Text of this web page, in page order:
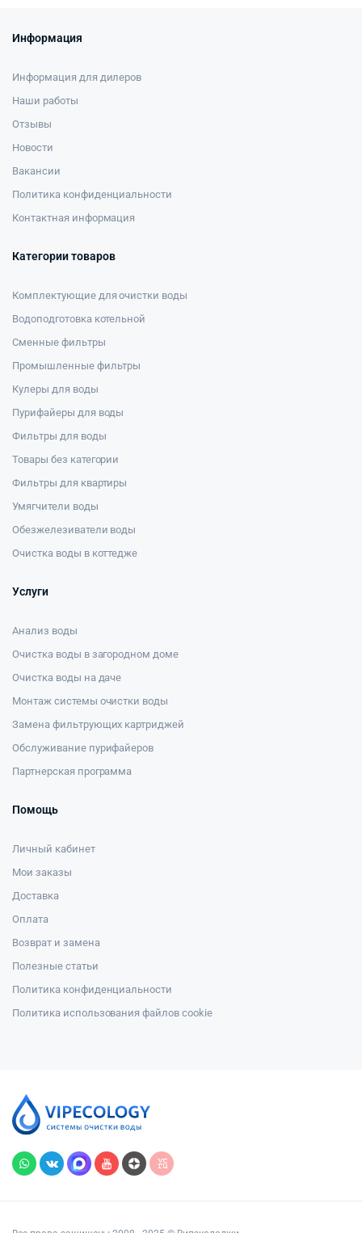
Информация
Информация для дилеров
Наши работы
Отзывы
Новости
Вакансии
Политика конфиденциальности
Контактная информация
Категории товаров
Комплектующие для очистки воды
Водоподготовка котельной
Сменные фильтры
Промышленные фильтры
Кулеры для воды
Пурифайеры для воды
Фильтры для воды
Товары без категории
Фильтры для квартиры
Умягчители воды
Обезжелезиватели воды
Очистка воды в коттедже
Услуги
Анализ воды
Очистка воды в загородном доме
Очистка воды на даче
Монтаж системы очистки воды
Замена фильтрующих картриджей
Обслуживание пурифайеров
Партнерская программа
Помощь
Личный кабинет
Мои заказы
Доставка
Оплата
Возврат и замена
Полезные статьи
Политика конфиденциальности
Политика использования файлов cookie